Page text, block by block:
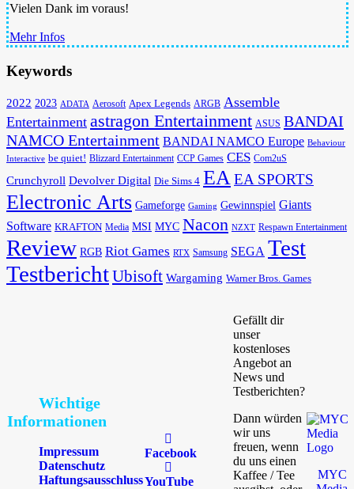
Vielen Dank im voraus!
Mehr Infos
Keywords
2022 2023 ADATA Aerosoft Apex Legends ARGB Assemble
Entertainment astragon Entertainment ASUS BANDAI
NAMCO Entertainment BANDAI NAMCO Europe Behaviour
Interactive be quiet! Blizzard Entertainment CCP Games CES Com2uS
Crunchyroll Devolver Digital Die Sims 4 EAEA SPORTS
Electronic Arts Gameforge Gaming Gewinnspiel Giants
Software KRAFTON Media MSI MYC Nacon NZXT Respawn Entertainment
Review RGB Riot Games RTX Samsung SEGA Test
TestberichtUbisoft Wargaming Warner Bros. Games
Wichtige
Informationen
Impressum
Datenschutz
Haftungsausschluss
Facebook
YouTube
Gefällt dir
unser
kostenloses
Angebot an
News und
Testberichten?
Dann würden
wir uns
freuen, wenn
du uns einen
Kaffee / Tee
MYC